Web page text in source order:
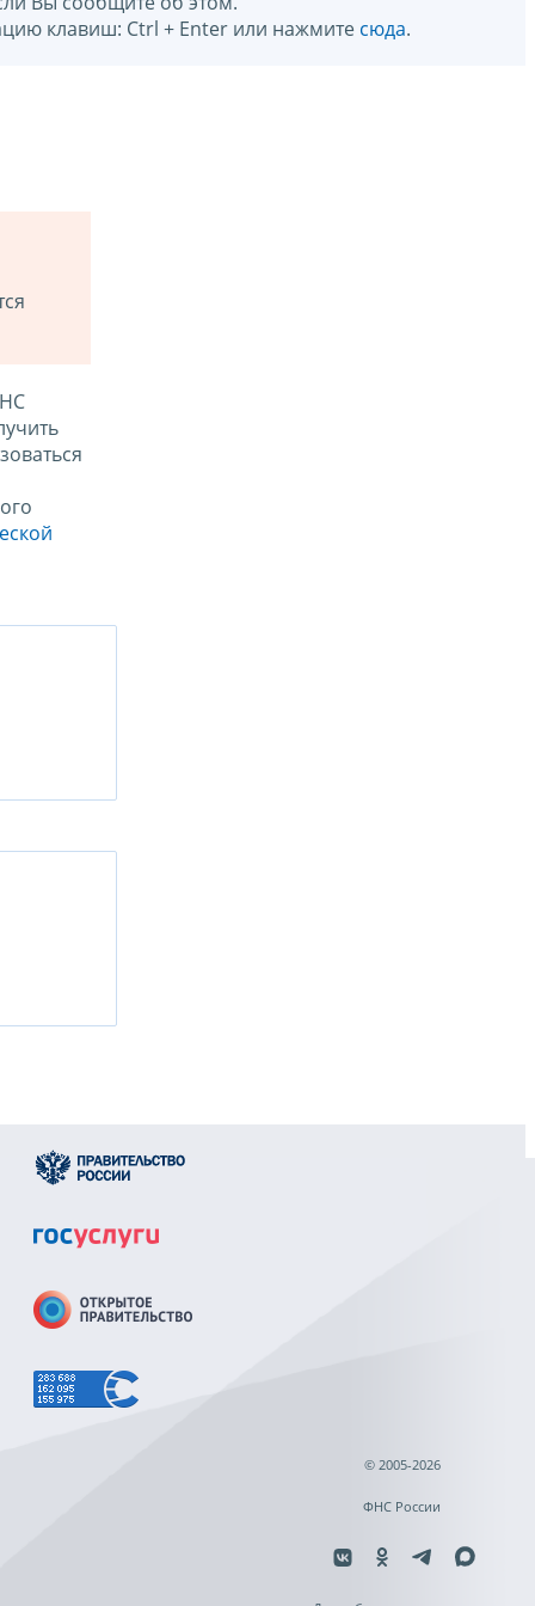
клавиш: Ctrl + Enter или нажмите сюда.
© 2005-2026
ФНС России